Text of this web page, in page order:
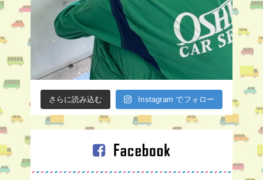
さらに読み込む Instagram でフォロー